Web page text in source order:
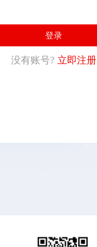
登录
没有账号? 立即注册